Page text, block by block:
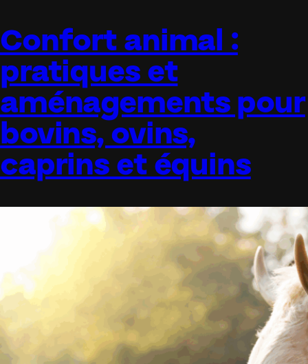
Confort animal :
pratiques et
aménagements pour
bovins, ovins,
caprins et équins